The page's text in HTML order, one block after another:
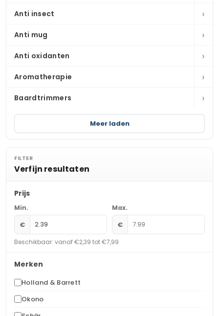
Anti insect ›
Anti mug ›
Anti oxidanten ›
Aromatherapie ›
Baardtrimmers ›
Meer laden
FILTER
Verfijn resultaten
Prijs
Min.
€
Max.
€
Beschikbaar: vanaf €2,39 tot €7,99
Merken
Holland & Barrett
Okono